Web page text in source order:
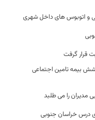
و اتوبوس های داخل شهری
قرار گرفت
بیمه تامین اجتماعی
مدیران را می طلبد